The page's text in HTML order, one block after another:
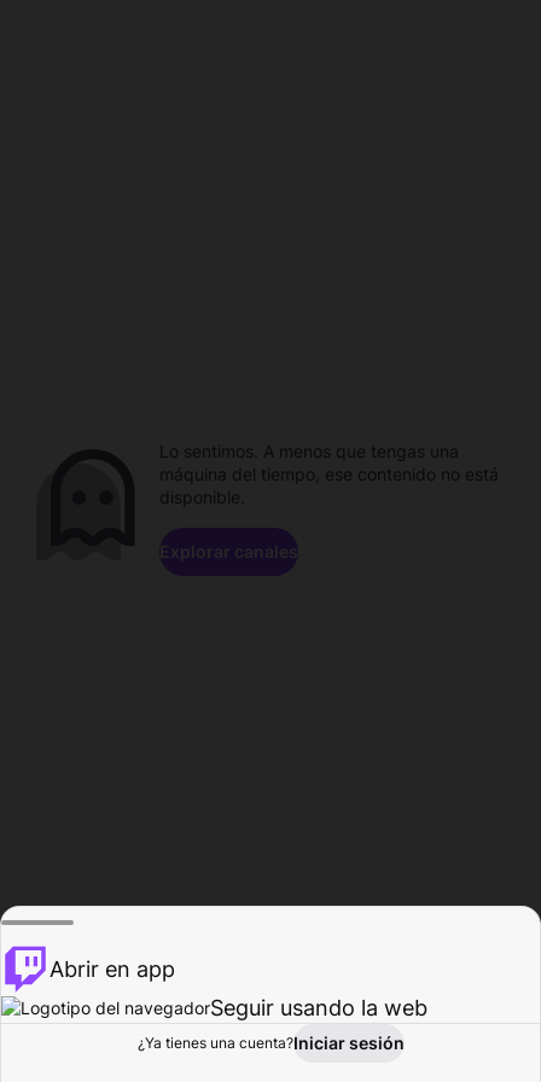
Explorar Actividad
Lo sentimos. A menos que tengas una
máquina del tiempo, ese contenido no está
disponible.
Explorar canales
Abrir en app
Seguir usando la web
¿Ya tienes una cuenta?Iniciar sesión